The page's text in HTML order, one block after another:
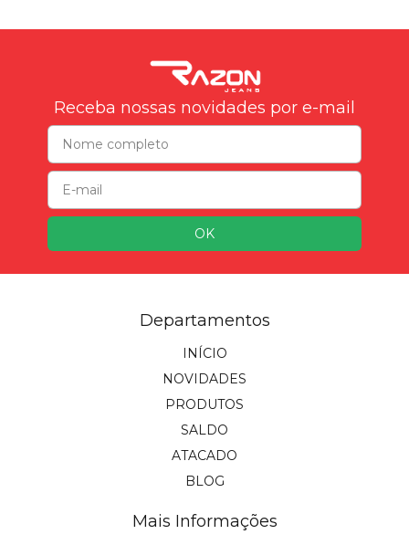
Receba nossas novidades por e-mail
Departamentos
INÍCIO
NOVIDADES
PRODUTOS
SALDO
ATACADO
BLOG
Mais Informações